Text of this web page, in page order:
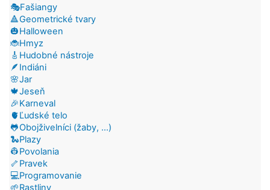
🎭Fašiangy
🔺Geometrické tvary
🎃Halloween
🐞Hmyz
🎸Hudobné nástroje
🪶Indiáni
🌸Jar
🍁Jeseň
🎉Karneval
🫀Ľudské telo
🐸Obojživelníci (žaby, ...)
🐍Plazy
👷Povolania
🦴Pravek
💻Programovanie
🌱Rastliny